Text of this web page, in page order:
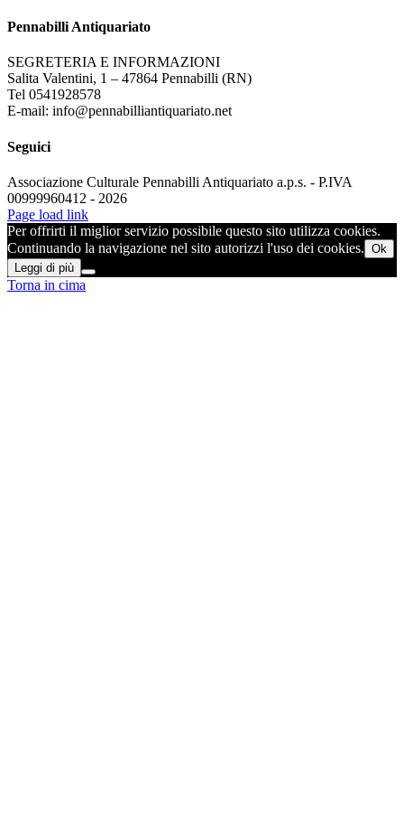
Pennabilli Antiquariato
SEGRETERIA E INFORMAZIONI
Salita Valentini, 1 – 47864 Pennabilli (RN)
Tel 0541928578
E-mail: info@pennabilliantiquariato.net
Seguici
Associazione Culturale Pennabilli Antiquariato a.p.s. - P.IVA
00999960412 - 2026
Page load link
Per offrirti il miglior servizio possibile questo sito utilizza cookies.
Continuando la navigazione nel sito autorizzi l'uso dei cookies. Ok
Leggi di più
Torna in cima